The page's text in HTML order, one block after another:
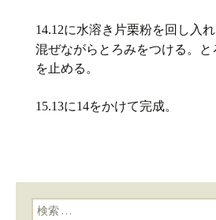
14.12に水溶き片栗粉を回し入
混ぜながらとろみをつける。と
を止める。
15.13に14をかけて完成。
検索: